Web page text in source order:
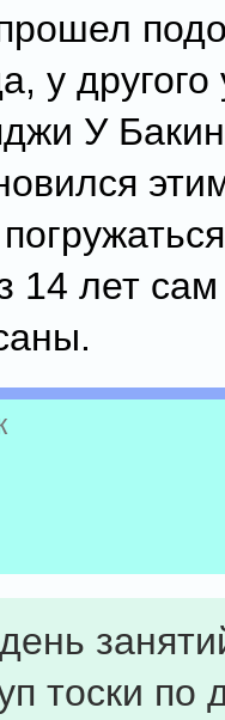
у другого
У
14 лет
тоски по